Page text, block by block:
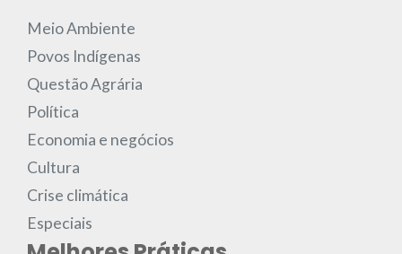
Meio Ambiente
Povos Indígenas
Questão Agrária
Política
Economia e negócios
Cultura
Crise climática
Especiais